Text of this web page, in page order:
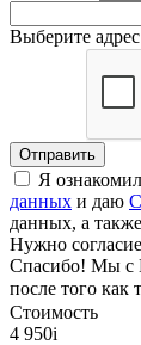
Выберите адрес
Отправить
Я
данных и даю
данных, а
Нужно
Спасибо! Мы с
после того как
Стоимость
4 950i